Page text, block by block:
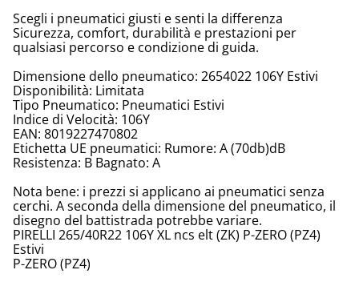
Scegli i pneumatici giusti e senti la differenza
Sicurezza, comfort, durabilità e prestazioni per
qualsiasi percorso e condizione di guida.
Dimensione dello pneumatico: 2654022 106Y Estivi
Disponibilità: Limitata
Tipo Pneumatico: Pneumatici Estivi
Indice di Velocità: 106Y
EAN: 8019227470802
Etichetta UE pneumatici: Rumore: A (70db)dB
Resistenza: B Bagnato: A
Nota bene: i prezzi si applicano ai pneumatici senza
cerchi. A seconda della dimensione del pneumatico, il
disegno del battistrada potrebbe variare.
PIRELLI 265/40R22 106Y XL ncs elt (ZK) P-ZERO (PZ4)
Estivi
P-ZERO (PZ4)